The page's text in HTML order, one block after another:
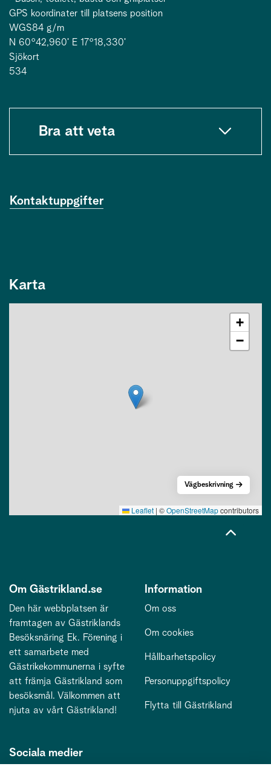
GPS koordinater till platsens position
WGS84 g/m
N 60°42,960ʹ E 17°18,330ʹ
Sjökort
534
Bra att veta
Kontaktuppgifter
Karta
+
−
Leaflet | ©OpenStreetMapcontributors
Vägbeskrivning
Om Gästrikland.se
Den här webbplatsen är
framtagen av Gästriklands
Besöksnäring Ek. Förening i
ett samarbete med
Gästrikekommunerna i syfte
att främja Gästrikland som
besöksmål. Välkommen att
njuta av vårt Gästrikland!
Information
Om oss
Om cookies
Hållbarhetspolicy
Personuppgiftspolicy
Flytta till Gästrikland
Sociala medier